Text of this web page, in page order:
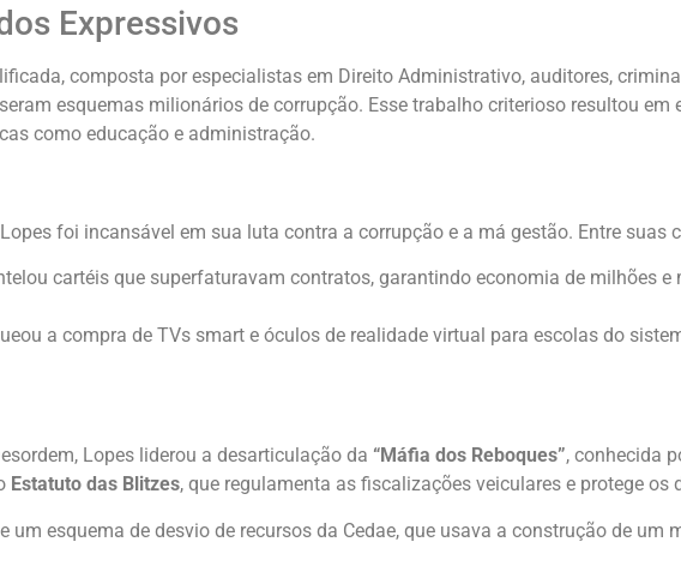
Expressivos
composta por especialistas em Direito Administrativo, auditores,
esquemas milionários de corrupção. Esse trabalho criterioso resultou
como educação e administração.
foi incansável em sua luta contra a corrupção e a má gestão. Entre suas
cartéis que superfaturavam contratos, garantindo economia de milhões e
a compra de TVs smart e óculos de realidade virtual para escolas do
Lopes liderou a desarticulação da “Máfia dos Reboques”, conhecida
Estatuto das Blitzes, que regulamenta as fiscalizações veiculares e protege os
esquema de desvio de recursos da Cedae, que usava a construção de um